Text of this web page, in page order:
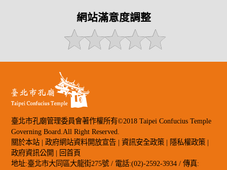
網站滿意度調整
臺北市孔廟管理委員會著作權所有©2018 Taipei Confucius Temple
Governing Board.All Right Reserved.
關於本站 | 政府網站資料開放宣告 |資訊安全政策 | 隱私權政策 |
政府資訊公開 | 回首頁
地址:臺北市大同區大龍街275號 / 電話:(02)-2592-3934 / 傳真: